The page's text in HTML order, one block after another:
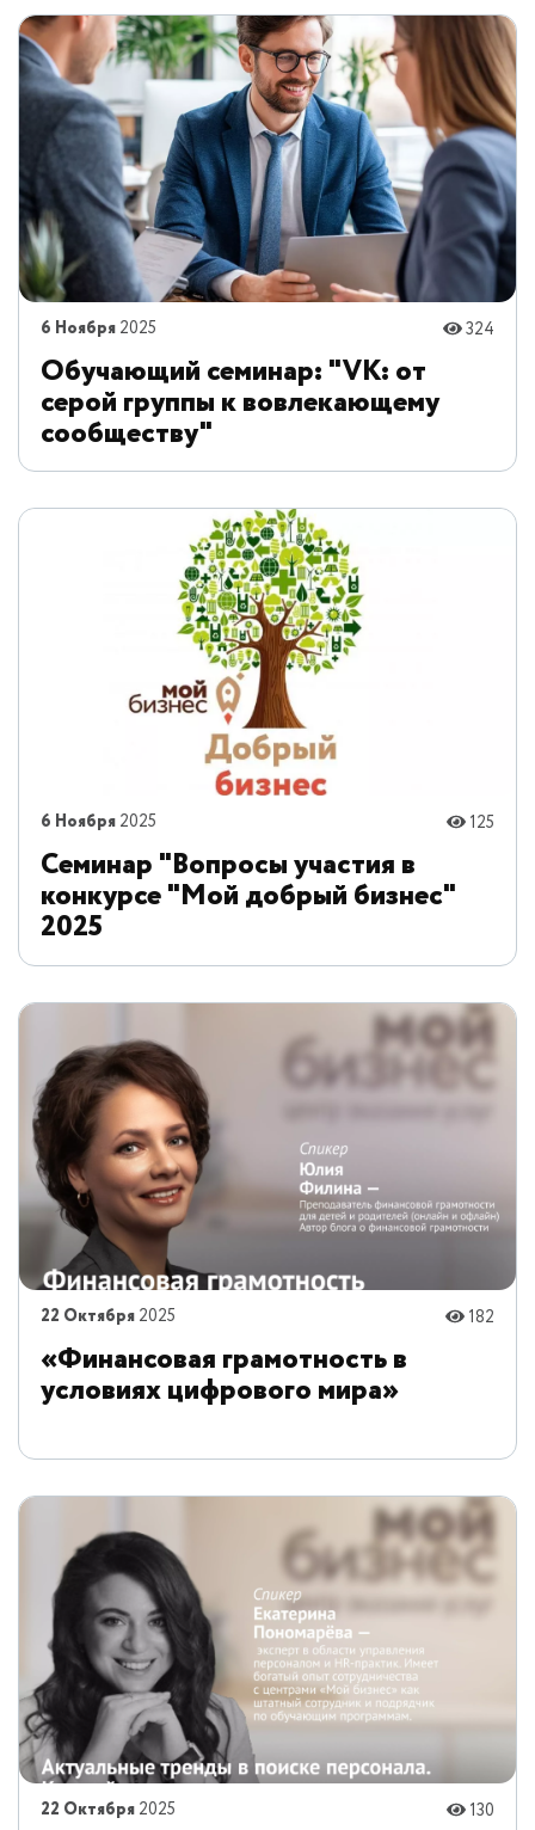
6 Ноября 2025 324
Обучающий семинар: "VK: от
серой группы к вовлекающему
сообществу"
6 Ноября 2025 125
Семинар "Вопросы участия в
конкурсе "Мой добрый бизнес"
2025
22 Октября 2025 182
«Финансовая грамотность в
условиях цифрового мира»
22 Октября 2025 130